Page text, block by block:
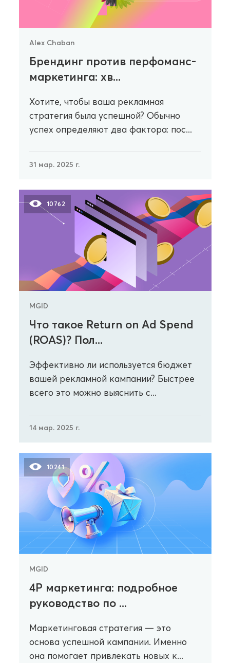
Alex Chaban
Брендинг против перфоманс-
маркетинга: хв...
Хотите, чтобы ваша рекламная
стратегия была успешной? Обычно
успех определяют два фактора: пос...
31 мар. 2025 г.
10762
MGID
Что такое Return on Ad Spend
(ROAS)? Пол...
Эффективно ли используется бюджет
вашей рекламной кампании? Быстрее
всего это можно выяснить с...
14 мар. 2025 г.
10241
MGID
4P маркетинга: подробное
руководство по ...
Маркетинговая стратегия — это
основа успешной кампании. Именно
она помогает привлекать новых к...